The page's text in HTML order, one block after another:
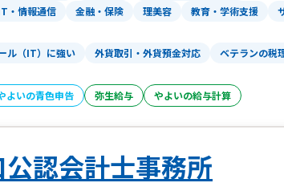
・情報通信 金融・保険 理美容 教育・学術支援
ル（IT）に強い 外貨取引・外貨預金対応
ベテランの税
よいの青色申告 弥生給与 やよいの給与計算
認会計士事務所